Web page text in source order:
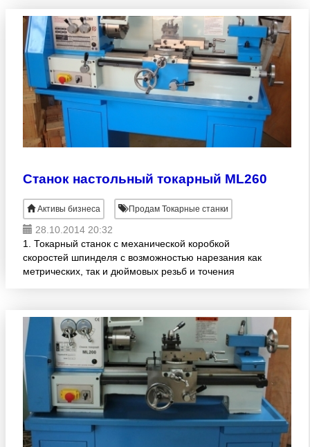
Станок настольный токарный ML260
Активы бизнеса Продам Токарные станки
28.10.2014 20:32
1. Токарный станок с механической коробкой
скоростей шпинделя с возможностью нарезания как
метрических, так и дюймовых резьб и точения